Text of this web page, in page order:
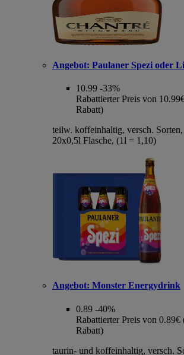
Angebot: Paulaner Spezi oder
10.99 -33%
Rabattierter Preis von
Rabatt)
teilw. koffeinhaltig, versch.
20x0,5l Flasche, (1l = 1,10)
Angebot: Monster Energydrink
0.89 -40%
Rabattierter Preis von 0.89€
Rabatt)
taurin- und koffeinhaltig, versch.